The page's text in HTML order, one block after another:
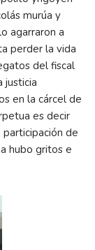
murúa y
agarraron a
perder la vida
del fiscal
justicia
en la cárcel de
es decir
participación de
hubo gritos e